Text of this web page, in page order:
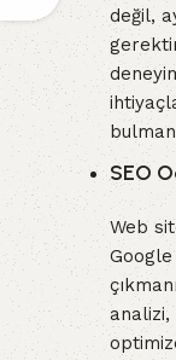
değil,
SEO
Web
analizi,